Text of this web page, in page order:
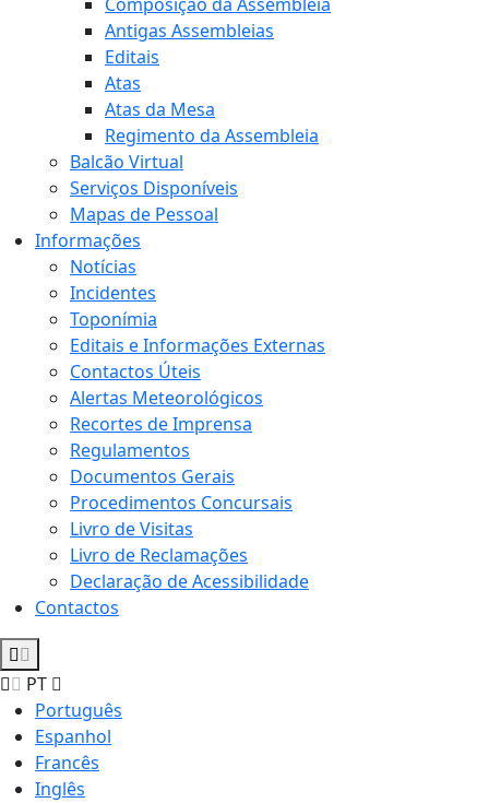
Composição da Assembleia
Antigas Assembleias
Editais
Atas
Atas da Mesa
Regimento da Assembleia
Balcão Virtual
Serviços Disponíveis
Mapas de Pessoal
Informações
Notícias
Incidentes
Toponímia
Editais e Informações Externas
Contactos Úteis
Alertas Meteorológicos
Recortes de Imprensa
Regulamentos
Documentos Gerais
Procedimentos Concursais
Livro de Visitas
Livro de Reclamações
Declaração de Acessibilidade
Contactos
PT
Português
Espanhol
Francês
Inglês